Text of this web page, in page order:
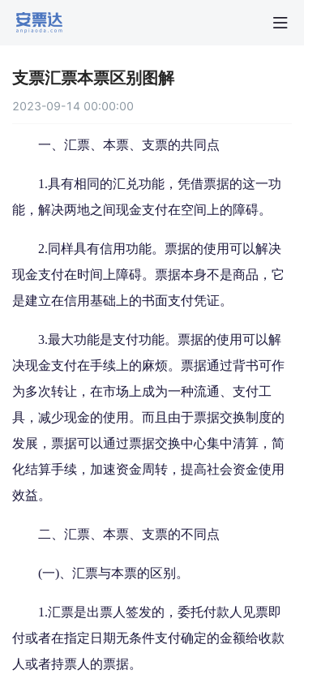
支票汇票本票区别图解
2023-09-14 00:00:00
一、汇票、本票、支票的共同点
1.具有相同的汇兑功能，凭借票据的这一功
能，解决两地之间现金支付在空间上的障碍。
2.同样具有信用功能。票据的使用可以解决
现金支付在时间上障碍。票据本身不是商品，它
是建立在信用基础上的书面支付凭证。
3.最大功能是支付功能。票据的使用可以解
决现金支付在手续上的麻烦。票据通过背书可作
为多次转让，在市场上成为一种流通、支付工
具，减少现金的使用。而且由于票据交换制度的
发展，票据可以通过票据交换中心集中清算，简
化结算手续，加速资金周转，提高社会资金使用
效益。
二、汇票、本票、支票的不同点
(一)、汇票与本票的区别。
1.汇票是出票人签发的，委托付款人见票即
付或者在指定日期无条件支付确定的金额给收款
人或者持票人的票据。